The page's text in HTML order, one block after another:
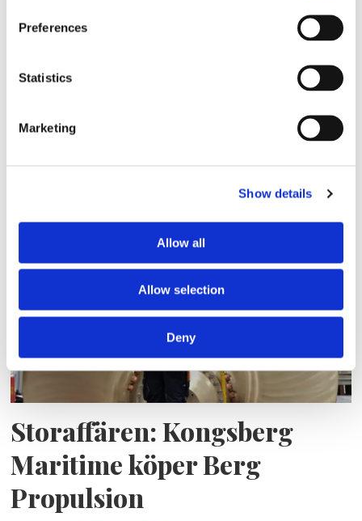
Preferences
Statistics
Marketing
Show details
Allow all
Allow selection
Deny
bränslekostnader men
frakten fortsätter växa
Storaffären: Kongsberg
Maritime köper Berg
Propulsion